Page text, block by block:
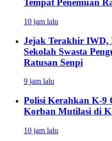
Tempat Penemuan
10 jam lalu
Jejak Terakhir IWD,
Sekolah Swasta
Ratusan Senpi
9 jam lalu
Polisi Kerahkan K-9
Korban Mutilasi di
10 jam lalu